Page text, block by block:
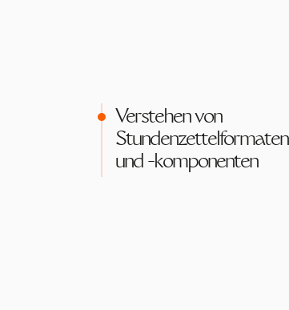
Verstehen von
Stundenzettelformaten
und -komponenten